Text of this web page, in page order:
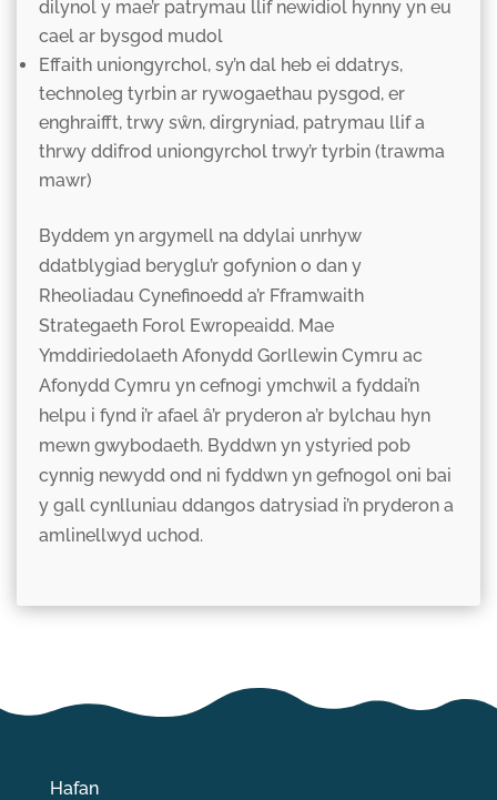
dilynol y mae’r patrymau llif newidiol hynny yn eu
cael ar bysgod mudol
Effaith uniongyrchol, sy’n dal heb ei ddatrys,
technoleg tyrbin ar rywogaethau pysgod, er
enghraifft, trwy sŵn, dirgryniad, patrymau llif a
thrwy ddifrod uniongyrchol trwy’r tyrbin (trawma
mawr)
Byddem yn argymell na ddylai unrhyw
ddatblygiad beryglu’r gofynion o dan y
Rheoliadau Cynefinoedd a’r Fframwaith
Strategaeth Forol Ewropeaidd. Mae
Ymddiriedolaeth Afonydd Gorllewin Cymru ac
Afonydd Cymru yn cefnogi ymchwil a fyddai’n
helpu i fynd i’r afael â’r pryderon a’r bylchau hyn
mewn gwybodaeth. Byddwn yn ystyried pob
cynnig newydd ond ni fyddwn yn gefnogol oni bai
y gall cynlluniau ddangos datrysiad i’n pryderon a
amlinellwyd uchod.
Hafan